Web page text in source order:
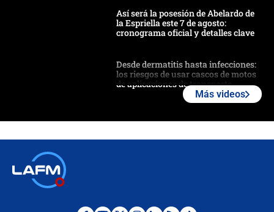
Así será la posesión de Abelardo de
la Espriella este 7 de agosto:
cronograma oficial y detalles clave
Desde dermatitis hasta infecciones:
los riesgos de usar cascos de motos
de aplicaciones de transporte
Más videos